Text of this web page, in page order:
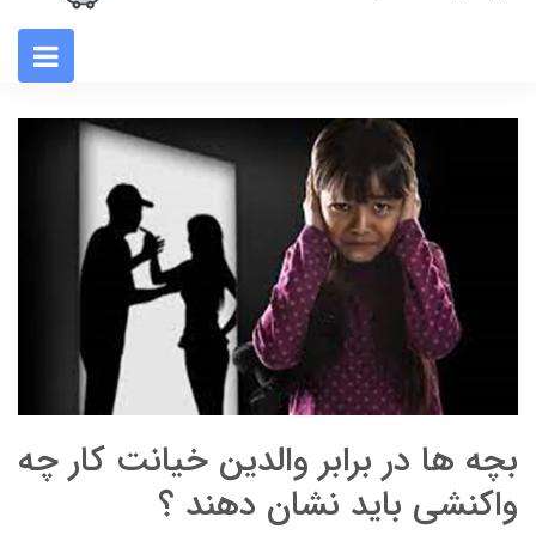
بچه ها در برابر والدین خیانت کار چه
واکنشی باید نشان دهند ؟